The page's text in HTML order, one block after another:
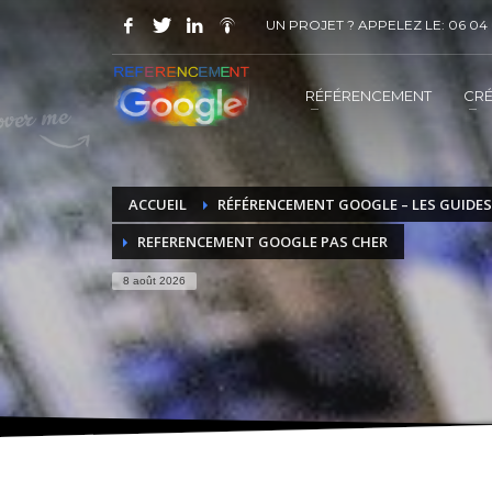
COMMENT ACHETER UN PRESTATION
1 Choisir la prestation
Vous recevrez sous 5 jours ouvrés un mail de
UN PROJET ? APPELEZ LE: 06 04
RÉFÉRENCEMENT
ACCUEIL
RÉFÉRENCEMENT GOOGLE – LES GUIDES
REFERENCEMENT GOOGLE PAS CHER
8 août 2026